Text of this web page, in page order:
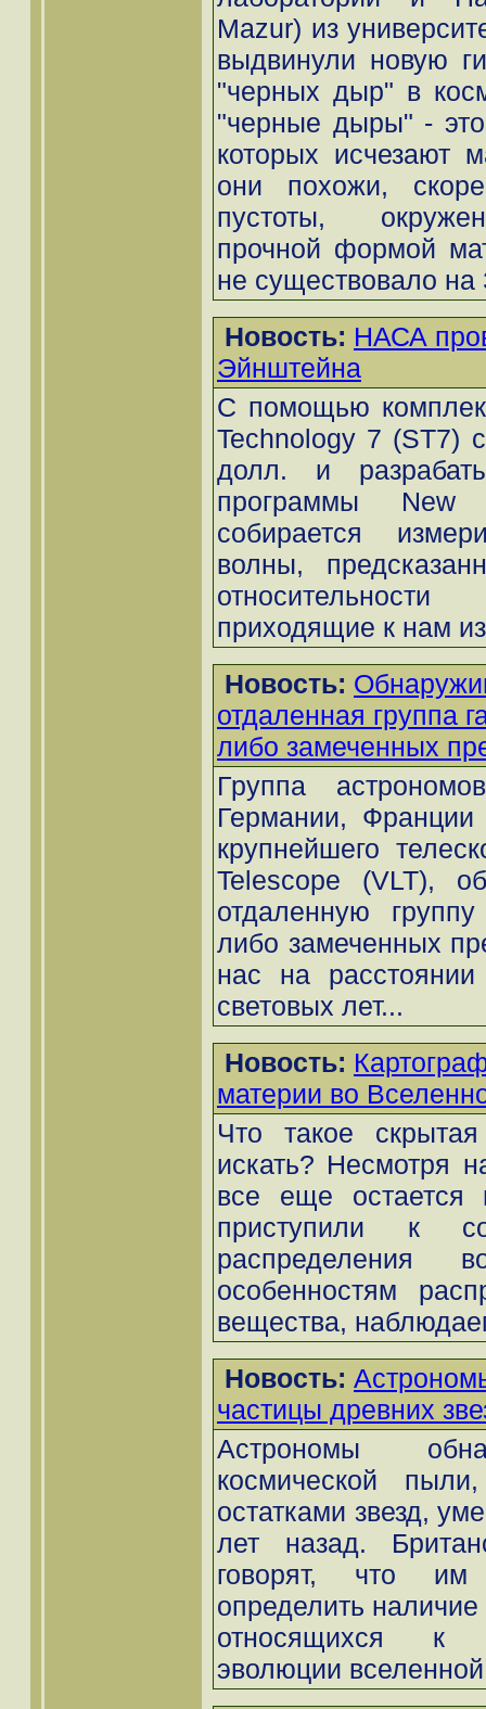
Mazur) из
выдвинули новую
"черных дыр" в
"черные дыры" -
которых исчезают
они похожи,
пустоты,
прочной формой
не существовало
Новость: НАСА
Эйнштейна
С помощью
Technology 7 (ST7)
долл. и
программы
собирается
волны,
приходящие к нам
Новость:
отдаленная группа
либо замеченных
Группа
Германии,
крупнейшего
Telescope (VLT),
отдаленную
либо замеченных
нас на
световых лет...
Новость:
материи во
Что такое
искать? Несмотря
все еще остается
приступили к
распределения
особенностям
вещества,
Новость:
частицы древних
Астрономы
космической
остатками звезд,
лет назад.
говорят, что им
определить
относящихся к
эволюции